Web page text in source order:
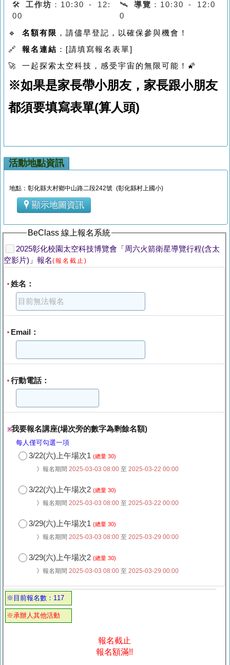
🛠 工作坊 ：10:30 - 12:
00
🛰️ 導覽 ：10:30 - 12:0
0
🔹 名額有限 ，請儘早登記，以確保參與機會！
🔗 報名連結 ：[請填寫報名表單]
🚀 一起探索太空科技，感受宇宙的無限可能！🌠
※如果是家長帶小朋友，家長跟小朋友
都須要填寫表單(算人頭)
活動地點資訊
地點：彰化縣大村鄉中山路二段242號 (彰化縣村上國小)
顯示地圖資訊
BeClass 線上報名系統
2025彰化校園太空科技博覽會「周六火箭衛星導覽行程(含太
空影片)」報名(報名截止)
* 姓名：
* Email：
* 行動電話：
※我要報名講座(場次旁的數字為剩餘名額)
每人僅可勾選一項
3/22(六)上午場次1 (總量 30)
》報名期間 2025-03-03 08:00 至 2025-03-22 00:00
3/22(六)上午場次2 (總量 30)
》報名期間 2025-03-03 08:00 至 2025-03-22 00:00
3/29(六)上午場次1 (總量 30)
》報名期間 2025-03-03 08:00 至 2025-03-29 00:00
3/29(六)上午場次2 (總量 30)
》報名期間 2025-03-03 08:00 至 2025-03-29 00:00
※目前報名數：117
※承辦人其他活動
報名截止
報名額滿!!